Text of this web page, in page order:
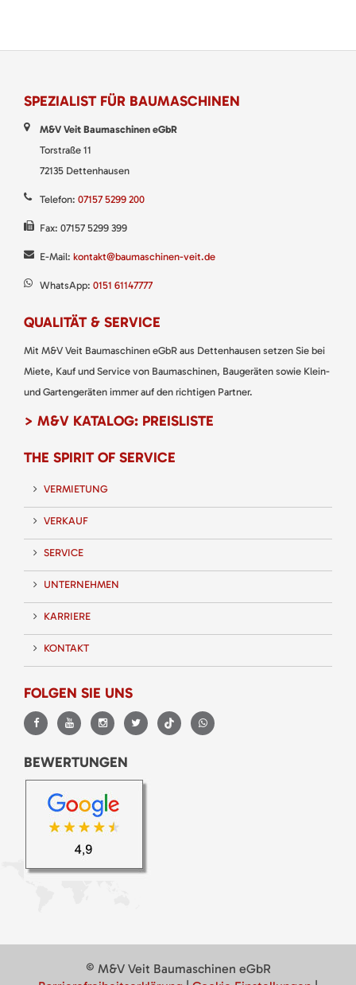
SPEZIALIST FÜR BAUMASCHINEN
M&V Veit Baumaschinen eGbR
Torstraße 11
72135 Dettenhausen
Telefon: 07157 5299 200
Fax: 07157 5299 399
E-Mail: kontakt@baumaschinen-veit.de
WhatsApp: 0151 61147777
QUALITÄT & SERVICE
Mit M&V Veit Baumaschinen eGbR aus Dettenhausen setzen Sie bei
Miete, Kauf und Service von Baumaschinen, Baugeräten sowie Klein-
und Gartengeräten immer auf den richtigen Partner.
> M&V KATALOG: PREISLISTE
THE SPIRIT OF SERVICE
VERMIETUNG
VERKAUF
SERVICE
UNTERNEHMEN
KARRIERE
KONTAKT
FOLGEN SIE UNS
BEWERTUNGEN
© M&V Veit Baumaschinen eGbR